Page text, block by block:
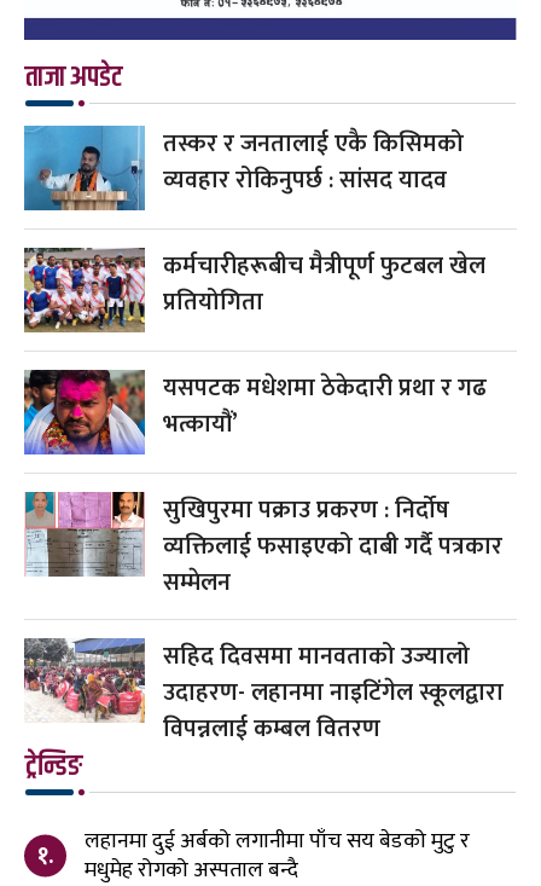
ताजा अपडेट
तस्कर र जनतालाई एकै किसिमको
व्यवहार रोकिनुपर्छ : सांसद यादव
कर्मचारीहरूबीच मैत्रीपूर्ण फुटबल खेल
प्रतियोगिता
यसपटक मधेशमा ठेकेदारी प्रथा र गढ
भत्कायौं’
सुखिपुरमा पक्राउ प्रकरण : निर्दोष
व्यक्तिलाई फसाइएको दाबी गर्दै पत्रकार
सम्मेलन
सहिद दिवसमा मानवताको उज्यालो
उदाहरण- लहानमा नाइटिंगेल स्कूलद्वारा
विपन्नलाई कम्बल वितरण
ट्रेन्डिङ
१.
लहानमा दुई अर्बको लगानीमा पाँच सय बेडको मुटु र
मधुमेह रोगको अस्पताल बन्दै